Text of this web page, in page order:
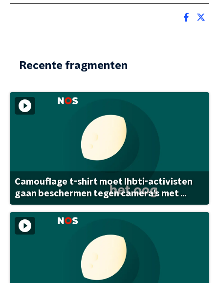
Recente fragmenten
Camouflage t-shirt moet lhbti-activisten
gaan beschermen tegen camera's met ...